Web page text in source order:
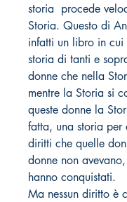
storia procede
Storia. Questo di
infatti un libro in
storia di tanti e
donne che nella
mentre la Storia si
queste donne la
fatta, una storia per
diritti che quelle
donne non
hanno conquistati.
Ma nessun diritto è